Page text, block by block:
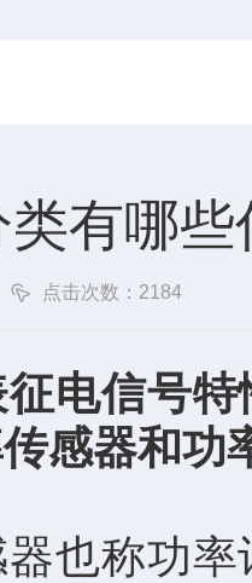
有哪
点击次数：2184
电信号
感器和功
称功率